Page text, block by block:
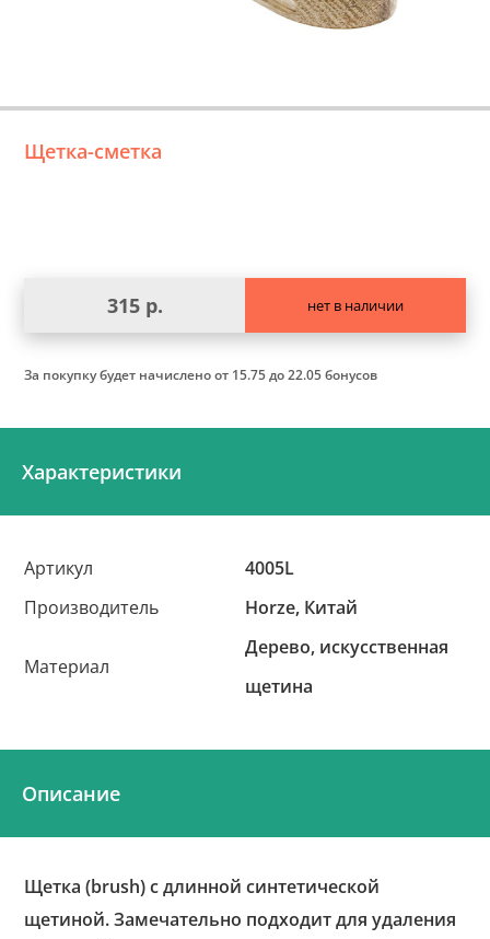
Щетка-сметка
315 р. нет в наличии
За покупку будет начисленоот 15.75 до 22.05 бонусов
Характеристики
Артикул
4005L
Производитель
Horze, Китай
Материал
Дерево, искусственная
щетина
Описание
Щетка (brush) с длинной синтетической
щетиной. Замечательно подходит для удаления